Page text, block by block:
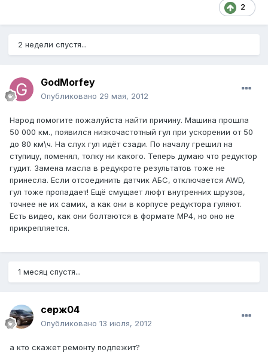
2
2 недели спустя...
GodMorfey
Опубликовано 29 мая, 2012
Народ помогите пожалуйста найти причину. Машина прошла
50 000 км., появился низкочастотный гул при ускорении от 50
до 80 км\ч. На слух гул идёт сзади. По началу грешил на
ступицу, поменял, толку ни какого. Теперь думаю что редуктор
гудит. Замена масла в редукроте результатов тоже не
принесла. Если отсоединить датчик АБС, отключается AWD,
гул тоже пропадает! Ещё смущает люфт внутренних шрузов,
точнее не их самих, а как они в корпусе редуктора гуляют.
Есть видео, как они болтаются в формате МР4, но оно не
прикрепляется.
1 месяц спустя...
серж04
Опубликовано 13 июля, 2012
а кто скажет ремонту подлежит?